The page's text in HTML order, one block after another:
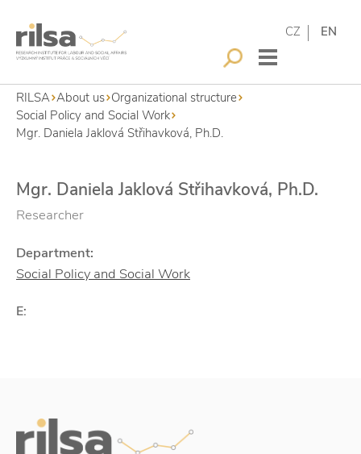
CZ EN
RILSA About us Organizational structure
Social Policy and Social Work
Mgr. Daniela Jaklová Střihavková, Ph.D.
Mgr. Daniela Jaklová Střihavková, Ph.D.
Researcher
Department:
Social Policy and Social Work
E: